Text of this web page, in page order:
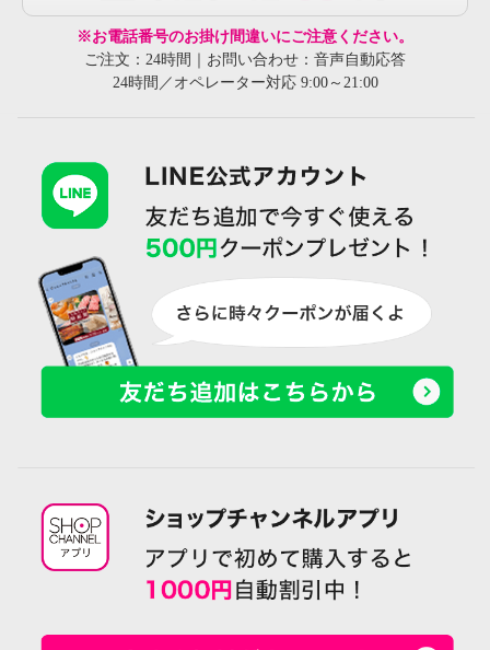
※お電話番号のお掛け間違いにご注意ください。
ご注文：24時間｜お問い合わせ：音声自動応答
24時間／オペレーター対応 9:00～21:00